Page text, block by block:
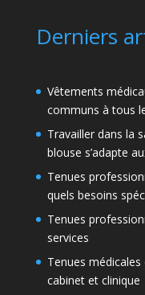
Derniers
Vêtements
communs à tous
Travailler dans la
blouse s’adapte
Tenues
quels besoins
Tenues
services
Tenues
cabinet et clinique